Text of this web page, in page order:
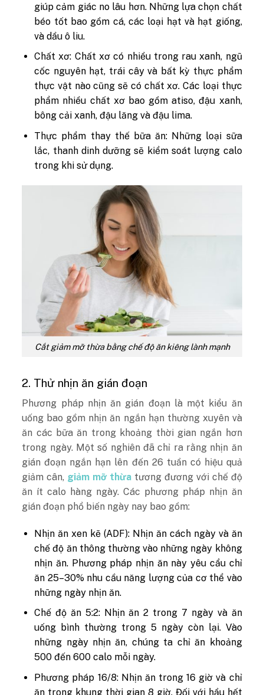
giúp cảm giác no lâu hơn. Những lựa chọn chất
béo tốt bao gồm cá, các loại hạt và hạt giống,
và dầu ô liu.
Chất xơ: Chất xơ có nhiều trong rau xanh, ngũ
cốc nguyên hạt, trái cây và bất kỳ thực phẩm
thực vật nào cũng sẽ có chất xơ. Các loại thực
phẩm nhiều chất xơ bao gồm atiso, đậu xanh,
bông cải xanh, đậu lăng và đậu lima.
Thực phẩm thay thế bữa ăn: Những loại sữa
lắc, thanh dinh dưỡng sẽ kiểm soát lượng calo
trong khi sử dụng.
Cắt giảm mỡ thừa bằng chế độ ăn kiêng lành mạnh
2. Thử nhịn ăn gián đoạn
Phương pháp nhịn ăn gián đoạn là một kiểu ăn
uống bao gồm nhịn ăn ngắn hạn thường xuyên và
ăn các bữa ăn trong khoảng thời gian ngắn hơn
trong ngày. Một số nghiên đã chỉ ra rằng nhịn ăn
gián đoạn ngắn hạn lên đến 26 tuần có hiệu quả
giảm cân, giảm mỡ thừa tương đương với chế độ
ăn ít calo hàng ngày. Các phương pháp nhịn ăn
gián đoạn phổ biến ngày nay bao gồm:
Nhịn ăn xen kẽ (ADF): Nhịn ăn cách ngày và ăn
chế độ ăn thông thường vào những ngày không
nhịn ăn. Phương pháp nhịn ăn này yêu cẩu chỉ
ăn 25–30% nhu cầu năng lượng của cơ thể vào
những ngày nhịn ăn.
Chế độ ăn 5:2: Nhịn ăn 2 trong 7 ngày và ăn
uống bình thường trong 5 ngày còn lại. Vào
những ngày nhịn ăn, chúng ta chỉ ăn khoảng
500 đến 600 calo mỗi ngày.
Phương pháp 16/8: Nhịn ăn trong 16 giờ và chỉ
ăn trong khung thời gian 8 giờ. Đối với hầu hết